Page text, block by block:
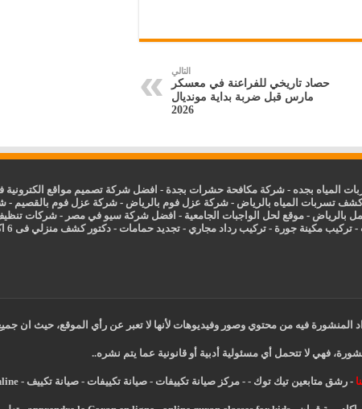
التالي
حصاد تاريخي للفراعنة في معسكر
مارس قبل ضربة بداية مونديال
2026
المياه بجده -شركة مكافحة حشرات بجدة - افضل شركة تصميم مواقع الكترونية
كشف تسربات المياه بالرياض -شركة عزل فوم بالرياض -شركة عزل فوم بالقصيم -
بالرياض - موقع لحل الواجبات الجامعية - افضل شركة سيو في مصر -شركات
-تركيب مكينة جورة -تركيب رداد مجاري -تجديد حمامات -دكتور كشف منزلي فى 6 اكتوبر
فيه من محتوي وصور وفيديوهات لأنها لا تعبر عن رأي الموقع، حيث ان جميع
فهي لا تتحمل أي مسئولية أدبية أو قانونية عما يتم نشره..
-رشق متابعين تيك توك -
-مركز صيانة تكييفات -صيانة تكييفات -صيانة تكييف -